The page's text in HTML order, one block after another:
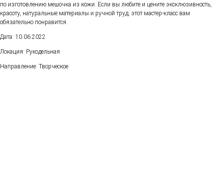
по изготовлению мешочка из кожи. Если вы любите и цените эксклюзивность,
красоту, натуральные материалы и ручной труд, этот мастер-класс вам
обязательно понравится.
Дата: 10.06.2022
Локация: Рукодельная
Направление: Творческое